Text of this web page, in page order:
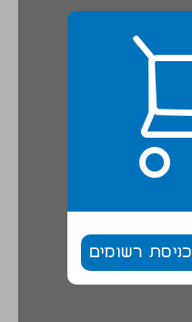
כניסת רשומים